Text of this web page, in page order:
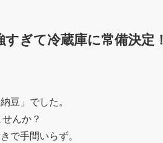
ぎて冷蔵庫に常備決定！
豆」でした。
んか？
で手間いらず。